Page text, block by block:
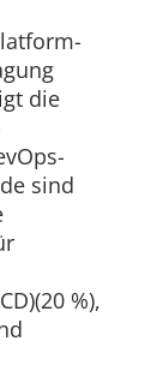
die
sind
%),